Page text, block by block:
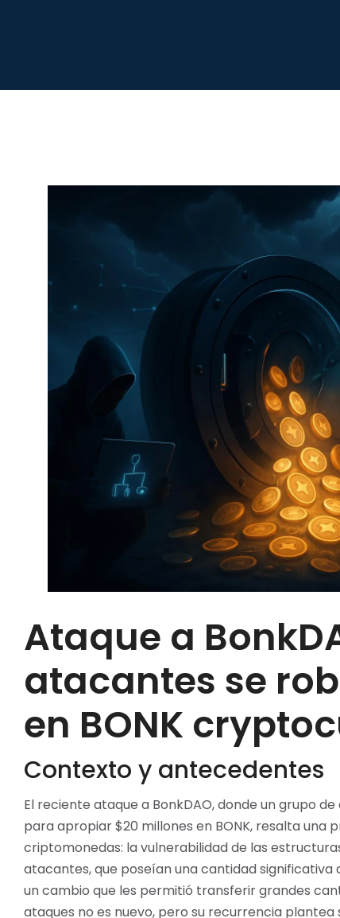
Ataque a
atacantes se
en BONK
Contexto y antecedentes
El reciente ataque a BonkDAO, donde un grupo
para apropiar $20 millones en BONK, resalta
criptomonedas: la vulnerabilidad de las
atacantes, que poseían una cantidad significativa
un cambio que les permitió transferir grandes
ataques no es nuevo, pero su recurrencia